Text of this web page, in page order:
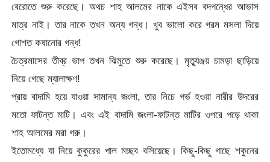
বেরোতে শুরু করেছে। অথচ শাহ আলমের নাকে এইসব বদগন্ধের আভাস
মাত্র নাই। তার নাকে তখন অন্য গন্ধ। খুব ভালো করে গরম মসলা দিয়ে
গোশত কষানোর গন্ধ!
চৈত্রমাসের তীব্র ভাপ তখন ঝিমুতে শুরু করেছে। মৃত্যুঞ্জয় চামড়া ছাড়িয়ে
নিয়ে গেছে ম্যালাক্ষণ!
প্রায় বাদামি হয়ে যাওয়া সামান্য জংলা, তার নিচে গর্ভ হওয়া নারীর উদরের
মতো ফাটন্ত মাটি। এবং এই বাদামি জংলা-ফাটন্ত মাটির ওপরে পড়ে থাকা
শাহ আলমের মরা গরু।
ইতোমধ্যে যা নিয়ে কুকুরের পাল মচ্ছব বসিয়েছে। কিছু-কিছু গাছে শকুনের